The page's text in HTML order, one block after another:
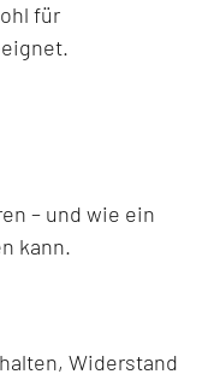
für
– und wie ein
kann.
Widerstand